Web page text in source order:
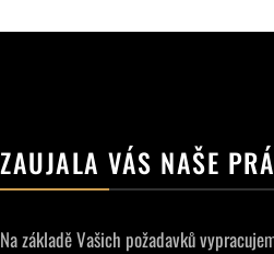
ZAUJALA VÁS NAŠE
Na základě Vašich požadavků